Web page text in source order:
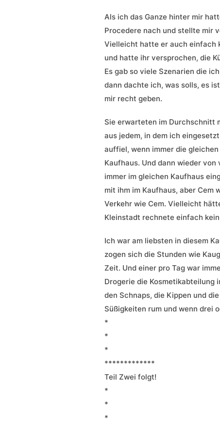
Als ich das Ganze hinter mir
Procedere nach und stellte mir
Vielleicht hatte er auch einfach
und hatte ihr versprochen, die
Es gab so viele Szenarien die
dann dachte ich, was solls, es
mir recht geben.
Sie erwarteten im Durchschnitt
aus jedem, in dem ich
auffiel, wenn immer die
Kaufhaus. Und dann wieder
immer im gleichen Kaufhaus
mit ihm im Kaufhaus, aber Cem
Verkehr wie Cem. Vielleicht
Kleinstadt rechnete einfach
Ich war am liebsten in diesem
zogen sich die Stunden wie
Zeit. Und einer pro Tag war
Drogerie die Kosmetikabteilung
den Schnaps, die Kippen und
Süßigkeiten rum und wenn drei
*
*
*
*************
Teil Zwei folgt!
*
*
*